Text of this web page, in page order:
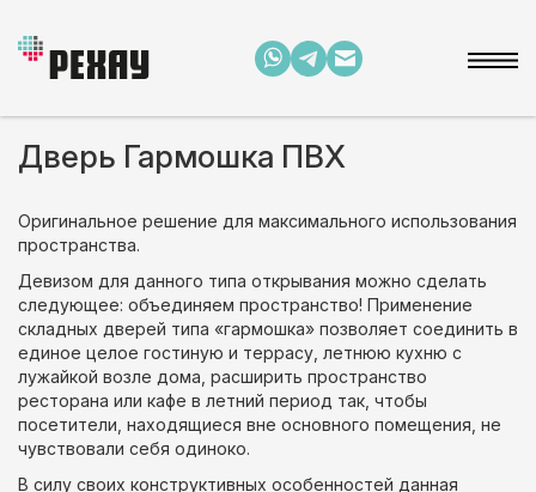
Дверь Гармошка ПВХ
Оригинальное решение для максимального использования
пространства.
Девизом для данного типа открывания можно сделать
следующее: объединяем пространство! Применение
складных дверей типа «гармошка» позволяет соединить в
единое целое гостиную и террасу, летнюю кухню с
лужайкой возле дома, расширить пространство
ресторана или кафе в летний период так, чтобы
посетители, находящиеся вне основного помещения, не
чувствовали себя одиноко.
В силу своих конструктивных особенностей данная